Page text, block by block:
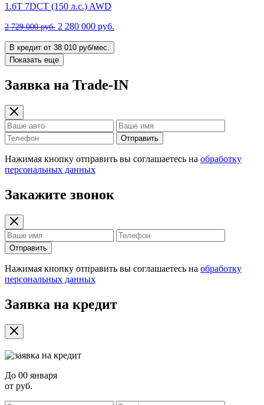
1.6T 7DCT (150 л.с.) AWD
2 729 000 руб. 2 280 000 руб.
В кредит от 38 010 руб/мес.
Показать еще
Заявка на Trade-IN
Отправить
Нажимая кнопку отправить вы соглашаетесь на обработку
персональных данных
Закажите звонок
Отправить
Нажимая кнопку отправить вы соглашаетесь на обработку
персональных данных
Заявка на кредит
До 00 января
от руб.